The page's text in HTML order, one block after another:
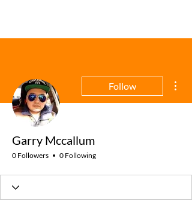
Follow
Garry Mccallum
0 Followers 0 Following